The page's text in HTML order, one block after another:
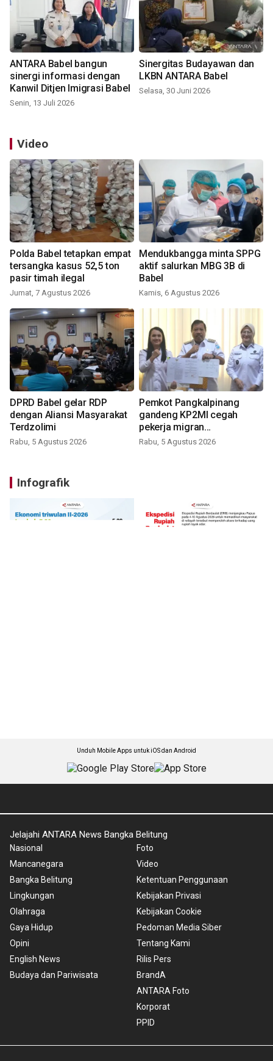
ANTARA Babel bangun
sinergi informasi dengan
Kanwil Ditjen Imigrasi Babel
Senin, 13 Juli 2026
Sinergitas Budayawan dan
LKBN ANTARA Babel
Selasa, 30 Juni 2026
Video
Polda Babel tetapkan empat
tersangka kasus 52,5 ton
pasir timah ilegal
Jumat, 7 Agustus 2026
Mendukbangga minta SPPG
aktif salurkan MBG 3B di
Babel
Kamis, 6 Agustus 2026
DPRD Babel gelar RDP
dengan Aliansi Masyarakat
Terdzolimi
Rabu, 5 Agustus 2026
Pemkot Pangkalpinang
gandeng KP2MI cegah
pekerja migran
nonprosedural
Rabu, 5 Agustus 2026
Infografik
Unduh Mobile Apps untuk iOS dan Android
Jelajahi ANTARA News Bangka Belitung
Nasional
Mancanegara
Bangka Belitung
Lingkungan
Olahraga
Gaya Hidup
Opini
English News
Budaya dan Pariwisata
Foto
Video
Ketentuan Penggunaan
Kebijakan Privasi
Kebijakan Cookie
Pedoman Media Siber
Tentang Kami
Rilis Pers
BrandA
ANTARA Foto
Korporat
PPID